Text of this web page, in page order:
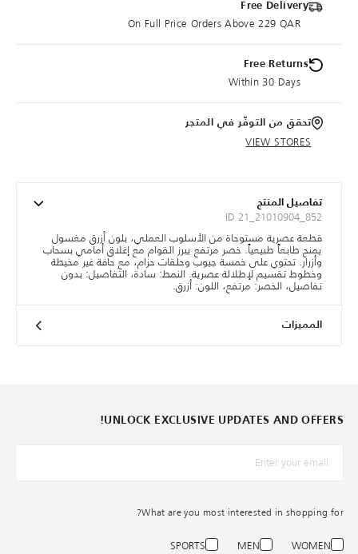
Free Delivery
On Full Price Orders Above 229 QAR
Free Returns
Within 30 Days
تحقق من التوفّر في المتجر
VIEW STORES
تفاصيل المنتج
ID 21_21010904_852
قطعة عصرية مستوحاة من الأسلوب العملي، بلون أزرق مغسول
يمنح طابعاً طبيعياً. خصر مرتفع يبرز القوام مع إغلاق أمامي بسحاب
وأزرار. تحتوي على خمسة جيوب وحلقات حزام، مع حافة غير مخيطة
وخطوط تقسيم لإطلالة عصرية. النمط: سادة، التفاصيل: بدون
تفاصيل، الخصر: مرتفع، اللون: أزرق.
المميزات
UNLOCK EXCLUSIVE UPDATES AND OFFERS!
*البريد الإلكترونيّ
What are you most interested in shopping for?
WOMEN
MEN
SPORTS